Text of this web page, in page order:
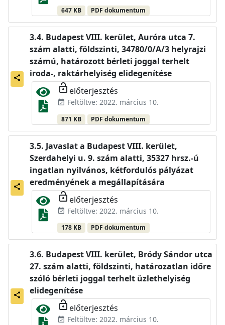
647 KB PDF dokumentum
share
Budapest VIII. kerület, Auróra utca 7.
szám alatti, földszinti, 34780/0/A/3 helyrajzi
számú, határozott bérleti joggal terhelt
iroda-, raktárhelyiség elidegenítése
lock_open előterjesztés
event_available Feltöltve: 2022. március 10.
871 KB PDF dokumentum
share
Javaslat a Budapest VIII. kerület,
Szerdahelyi u. 9. szám alatti, 35327 hrsz.-ú
ingatlan nyilvános, kétfordulós pályázat
eredményének a megállapítására
lock_open előterjesztés
event_available Feltöltve: 2022. március 10.
178 KB PDF dokumentum
share
Budapest VIII. kerület, Bródy Sándor utca
27. szám alatti, földszinti, határozatlan időre
szóló bérleti joggal terhelt üzlethelyiség
elidegenítése
lock_open előterjesztés
event_available Feltöltve: 2022. március 10.